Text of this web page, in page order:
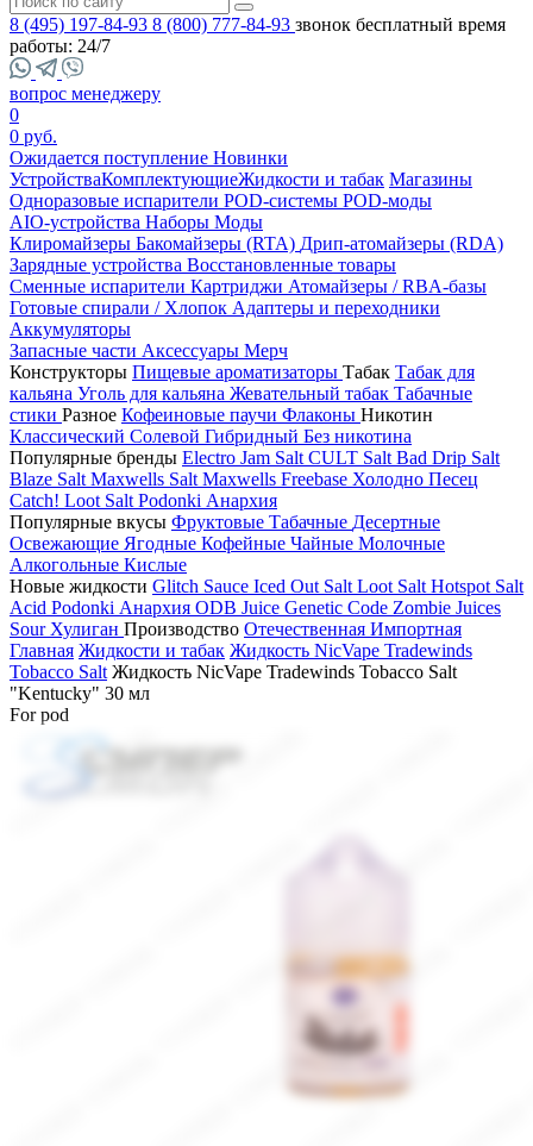
8 (495) 197-84-93 8 (800) 777-84-93 звонок бесплатный время
работы: 24/7
вопрос менеджеру
0
0 руб.
Ожидается поступление Новинки
УстройстваКомплектующиеЖидкости и табак Магазины
Одноразовые испарители POD-системы POD-моды
AIO-устройства Наборы Моды
Клиромайзеры Бакомайзеры (RTA) Дрип-атомайзеры (RDA)
Зарядные устройства Восстановленные товары
Сменные испарители Картриджи Атомайзеры / RBA-базы
Готовые спирали / Хлопок Адаптеры и переходники
Аккумуляторы
Запасные части Аксессуары Мерч
Конструкторы Пищевые ароматизаторы Табак Табак для
кальяна Уголь для кальяна Жевательный табак Табачные
стики Разное Кофеиновые паучи Флаконы Никотин
Классический Солевой Гибридный Без никотина
Популярные бренды Electro Jam Salt CULT Salt Bad Drip Salt
Blaze Salt Maxwells Salt Maxwells Freebase Холодно Песец
Catch! Loot Salt Podonki Анархия
Популярные вкусы Фруктовые Табачные Десертные
Освежающие Ягодные Кофейные Чайные Молочные
Алкогольные Кислые
Новые жидкости Glitch Sauce Iced Out Salt Loot Salt Hotspot Salt
Acid Podonki Анархия ODB Juice Genetic Code Zombie Juices
Sour Хулиган Производство Отечественная Импортная
Главная Жидкости и табак Жидкость NicVape Tradewinds
Tobacco Salt Жидкость NicVape Tradewinds Tobacco Salt
"Kentucky" 30 мл
For pod